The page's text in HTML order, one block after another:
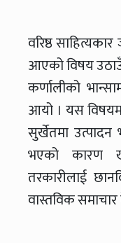
वरिष्ठ
आएको विषय
कर्णालीको
आयो । यस
सुर्खेतमा उत्पादन
भएको कारण
तरकारीलाई
वास्तविक